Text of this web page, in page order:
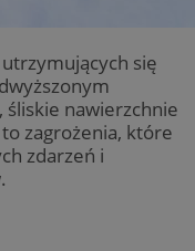
utrzymujących się
śliskie nawierzchnie
zagrożenia, które
zdarzeń i